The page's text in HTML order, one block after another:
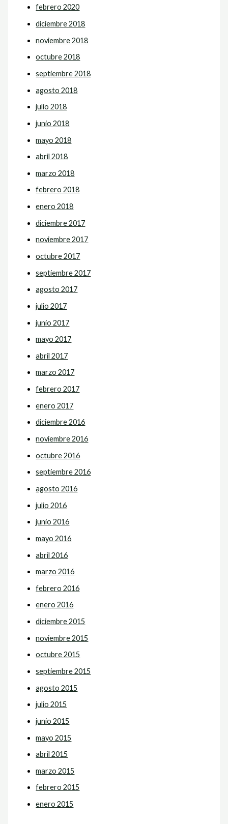
febrero 2020
diciembre 2018
noviembre 2018
octubre 2018
septiembre 2018
agosto 2018
julio 2018
junio 2018
mayo 2018
abril 2018
marzo 2018
febrero 2018
enero 2018
diciembre 2017
noviembre 2017
octubre 2017
septiembre 2017
agosto 2017
julio 2017
junio 2017
mayo 2017
abril 2017
marzo 2017
febrero 2017
enero 2017
diciembre 2016
noviembre 2016
octubre 2016
septiembre 2016
agosto 2016
julio 2016
junio 2016
mayo 2016
abril 2016
marzo 2016
febrero 2016
enero 2016
diciembre 2015
noviembre 2015
octubre 2015
septiembre 2015
agosto 2015
julio 2015
junio 2015
mayo 2015
abril 2015
marzo 2015
febrero 2015
enero 2015